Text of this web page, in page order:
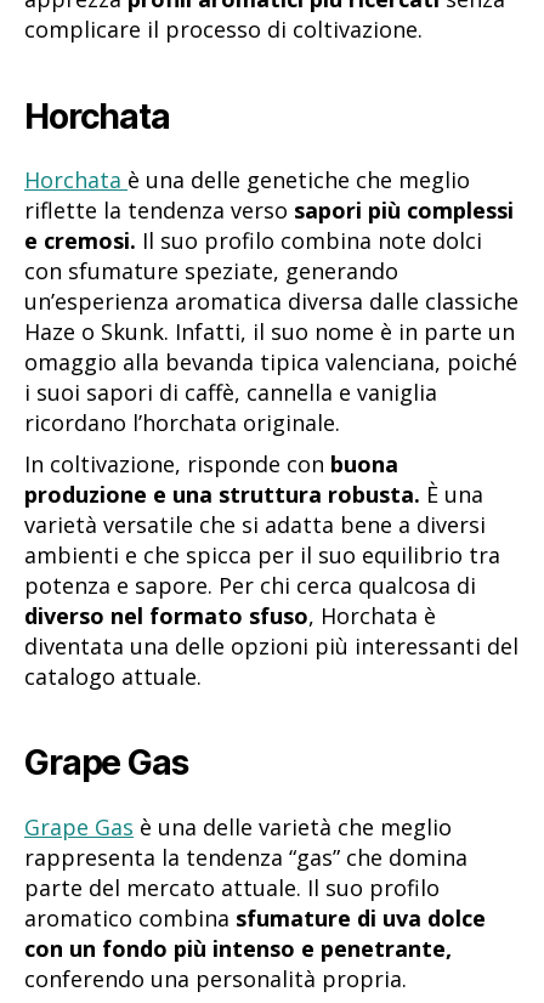
complicare il processo di coltivazione.
Horchata
Horchata è una delle genetiche che meglio
riflette la tendenza verso sapori più complessi
e cremosi. Il suo profilo combina note dolci
con sfumature speziate, generando
un’esperienza aromatica diversa dalle classiche
Haze o Skunk. Infatti, il suo nome è in parte un
omaggio alla bevanda tipica valenciana, poiché
i suoi sapori di caffè, cannella e vaniglia
ricordano l’horchata originale.
In coltivazione, risponde con buona
produzione e una struttura robusta. È una
varietà versatile che si adatta bene a diversi
ambienti e che spicca per il suo equilibrio tra
potenza e sapore. Per chi cerca qualcosa di
diverso nel formato sfuso, Horchata è
diventata una delle opzioni più interessanti del
catalogo attuale.
Grape Gas
Grape Gas è una delle varietà che meglio
rappresenta la tendenza “gas” che domina
parte del mercato attuale. Il suo profilo
aromatico combina sfumature di uva dolce
con un fondo più intenso e penetrante,
conferendo una personalità propria.